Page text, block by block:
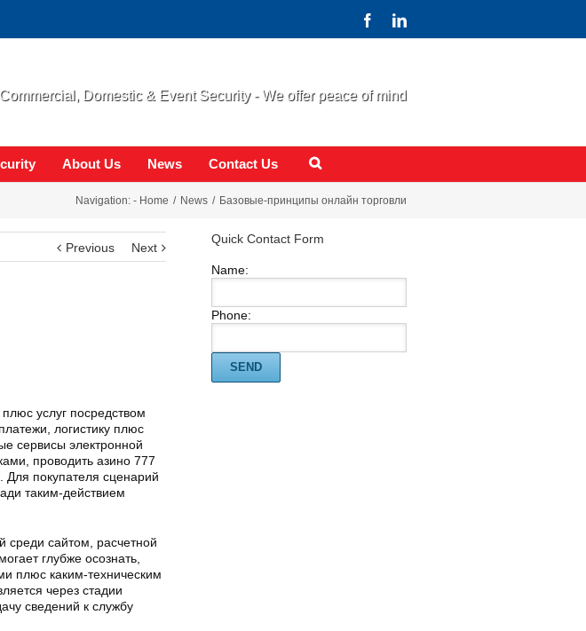
Commercial, Domestic & Event Security - We offer peace of mind
About Us News Contact Us
Navigation: - Home News Базовые-принципы онлайн торговли
Previous Next
услуг посредством
логистику плюс
сервисы электронной
проводить азино 777
Для покупателя сценарий
таким-действием
среди сайтом, расчетной
глубже осознать,
плюс каким-техническим
через стадии
сведений к службу
Quick Contact Form
Name:
Phone: